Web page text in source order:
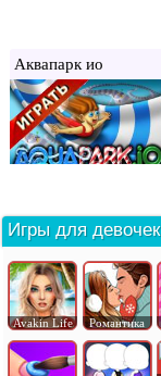
Аквапарк ио
Игры для девочек
Avakin Life Романтика